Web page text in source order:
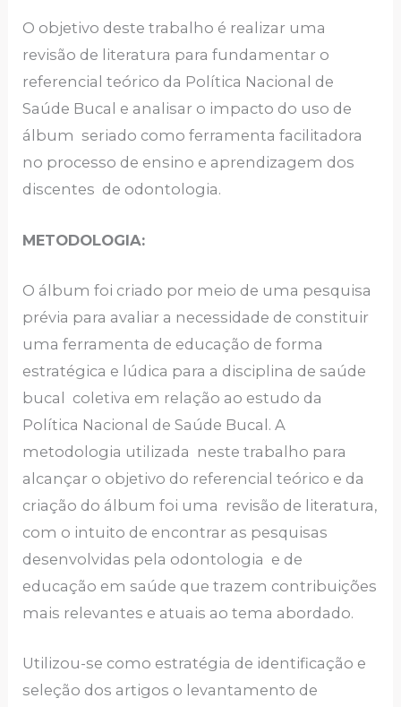
O objetivo deste trabalho é realizar uma
revisão de literatura para fundamentar o
referencial teórico da Política Nacional de
Saúde Bucal e analisar o impacto do uso de
álbum seriado como ferramenta facilitadora
no processo de ensino e aprendizagem dos
discentes de odontologia.
METODOLOGIA:
O álbum foi criado por meio de uma pesquisa
prévia para avaliar a necessidade de constituir
uma ferramenta de educação de forma
estratégica e lúdica para a disciplina de saúde
bucal coletiva em relação ao estudo da
Política Nacional de Saúde Bucal. A
metodologia utilizada neste trabalho para
alcançar o objetivo do referencial teórico e da
criação do álbum foi uma revisão de literatura,
com o intuito de encontrar as pesquisas
desenvolvidas pela odontologia e de
educação em saúde que trazem contribuições
mais relevantes e atuais ao tema abordado.
Utilizou-se como estratégia de identificação e
seleção dos artigos o levantamento de